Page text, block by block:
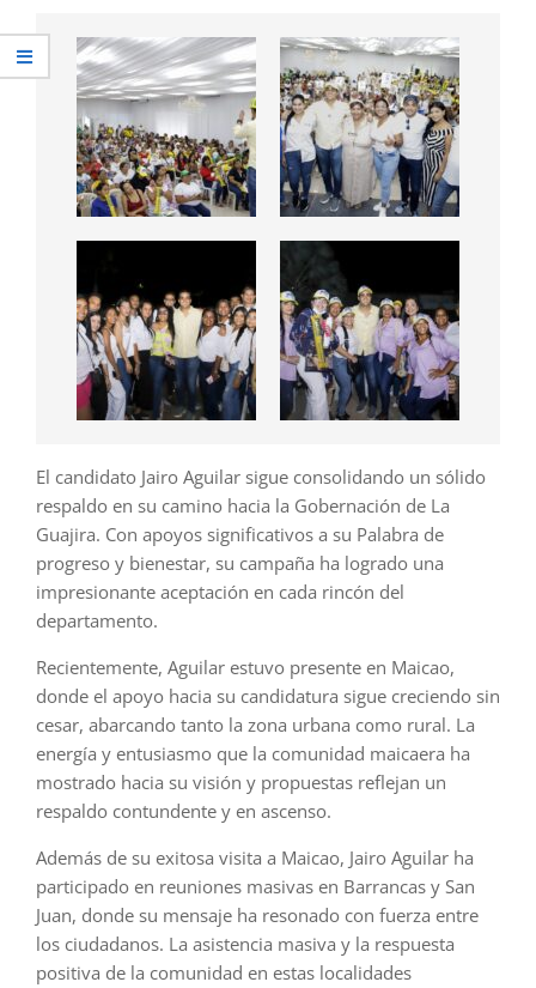
El candidato Jairo Aguilar sigue consolidando un sólido
respaldo en su camino hacia la Gobernación de La
Guajira. Con apoyos significativos a su Palabra de
progreso y bienestar, su campaña ha logrado una
impresionante aceptación en cada rincón del
departamento.
Recientemente, Aguilar estuvo presente en Maicao,
donde el apoyo hacia su candidatura sigue creciendo sin
cesar, abarcando tanto la zona urbana como rural. La
energía y entusiasmo que la comunidad maicaera ha
mostrado hacia su visión y propuestas reflejan un
respaldo contundente y en ascenso.
Además de su exitosa visita a Maicao, Jairo Aguilar ha
participado en reuniones masivas en Barrancas y San
Juan, donde su mensaje ha resonado con fuerza entre
los ciudadanos. La asistencia masiva y la respuesta
positiva de la comunidad en estas localidades